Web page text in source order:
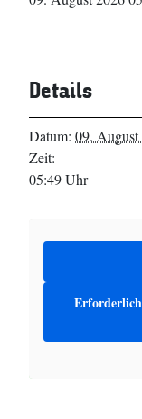
Details
Datum: 09. August
Zeit:
05:49 Uhr